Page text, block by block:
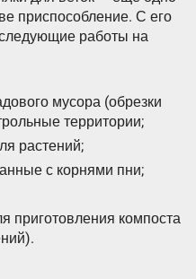
приспособление. С его
работы на
мусора (обрезки
территории;
растений;
с корнями пни;
приготовления компоста